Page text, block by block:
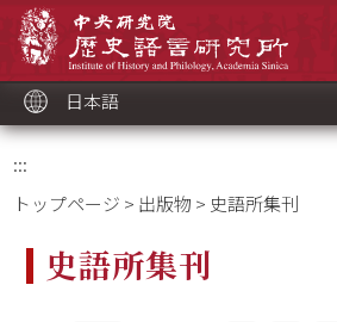
ッ
ク
日本語
:::
トップページ > 出版物 > 史語所集刊
史語所集刊